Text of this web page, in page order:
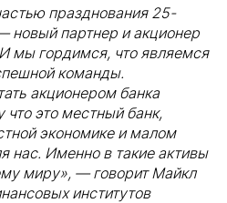
празднования 25-
новый партнер и акционер
мы гордимся, что являемся
команды.
акционером банка
что это местный банк,
экономике и малом
нас. Именно в такие активы
миру», — говорит Майкл
институтов